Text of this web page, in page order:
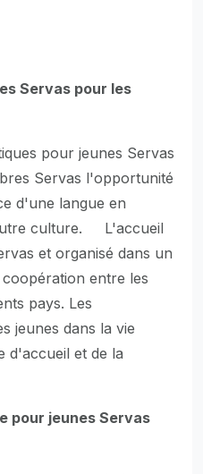
Servas pour les
pour jeunes Servas
Servas l'opportunité
d'une langue en
culture. L'accueil
et organisé dans un
entre les
pays. Les
jeunes dans la vie
d'accueil et de la
pour jeunes Servas